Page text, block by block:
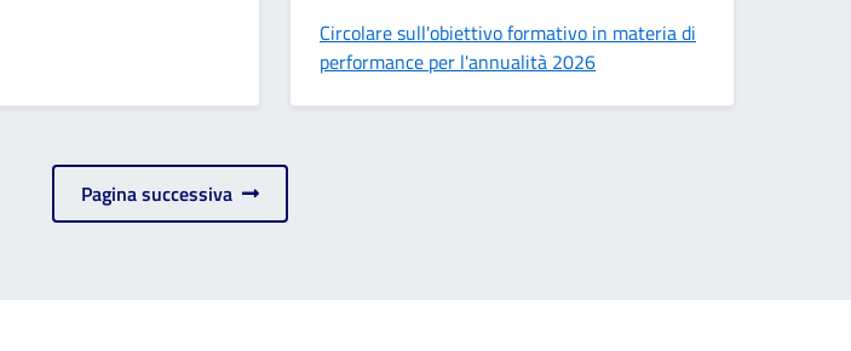
Circolare sull'obiettivo formativo in materia di
performance per l'annualità 2026
Pagina successiva